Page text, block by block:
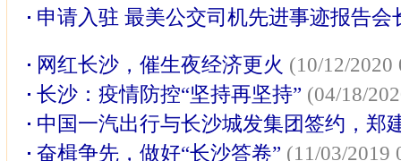
申请入驻 最美公交司机先进事迹报告会
网红长沙，催生夜经济更火 (10/12/2020
长沙：疫情防控“坚持再坚持” (04/18/
中国一汽出行与长沙城发集团签约，郑
奋楫争先，做好“长沙答卷” (11/03/2019